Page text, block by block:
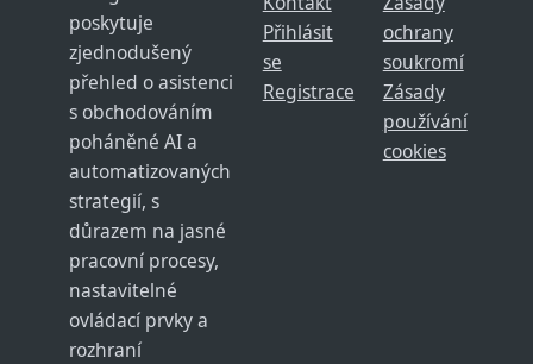
poskytuje
zjednodušený
přehled o asistenci
s obchodováním
poháněné AI a
automatizovaných
strategií, s
důrazem na jasné
pracovní procesy,
nastavitelné
ovládací prvky a
rozhraní
Přihlásit
se
Registrace
ochrany
soukromí
Zásady
používání
cookies